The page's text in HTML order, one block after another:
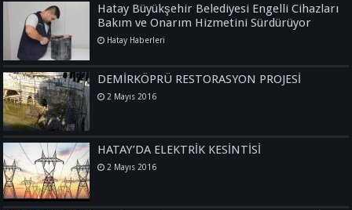
Hatay Büyükşehir Belediyesi Engelli Cihazları
Bakım ve Onarım Hizmetini Sürdürüyor
Hatay Haberleri
DEMİRKÖPRÜ RESTORASYON PROJESİ
2 Mayıs 2016
HATAY’DA ELEKTRİK KESİNTİSİ
2 Mayıs 2016